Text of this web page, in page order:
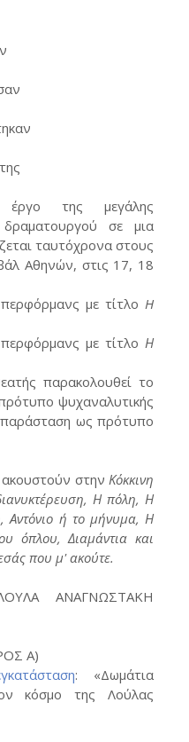
της μεγάλης
δραματουργού σε μια
ταυτόχρονα στους
Αθηνών, στις 17, 18
με τίτλο H
με τίτλο Η
παρακολουθεί το
ψυχαναλυτικής
ως πρότυπο
στην Κόκκινη
Η πόλη, Η
Αντόνιο ή το μήνυμα, Η
όπλου, Διαμάντια και
που μ' ακούτε.
ΑΝΑΓΝΩΣΤΑΚΗ
Α)
: «Δωμάτια
κόσμο της Λούλας